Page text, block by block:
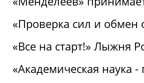
«Проверка сил и обмен
«Все на старт!» Лыжня
«Академическая наука